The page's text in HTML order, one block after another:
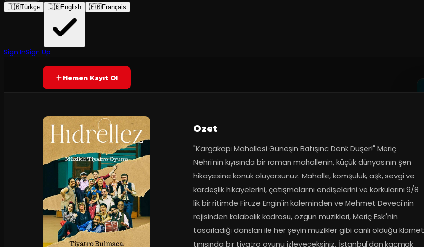
🇹🇷Türkçe 🇬🇧English 🇫🇷Français
Sign InSign Up
Hıdrellez
YAKINDA Yetersiz oy
Hemen Kayıt Ol
Ozet
"Kargakapı Mahallesi Güneşin Batışına Denk Düşer!" Meriç
Nehri'nin kıyısında bir roman mahallenin, küçük dünyasının şen
hikayesine konuk oluyorsunuz. Mahalle, komşuluk, aşk, sevgi ve
kardeşlik hikayelerini, çatışmalarını endişelerini ve korkularını 9/8
lik bir ritimde Firuze Engin'in kaleminden ve Mehmet Deveci'nin
rejisinden kalabalık kadrosu, özgün müzikleri, Meriç Eski'nin
tasarladığı dansları ile her şeyin muzikler gibi canlı olduğu klarnet
tınısında bir tiyatro oyunu izleyeceksiniz. İstanbul'dan kaçmak